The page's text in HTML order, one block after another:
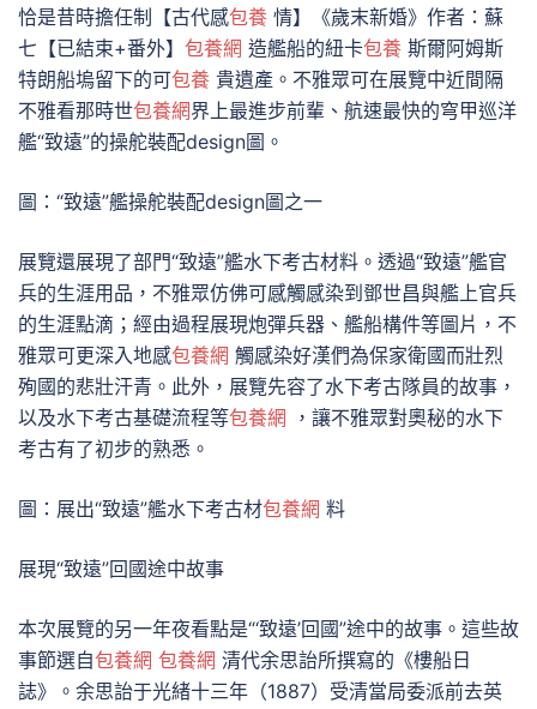
恰是昔時擔任制【古代感包養 情】《歲末新婚》作者：蘇
七【已結束+番外】 包養網 造艦船的紐卡包養 斯爾阿姆斯
特朗船塢留下的可包養 貴遺產。不雅眾可在展覽中近間隔
不雅看那時世包養網界上最進步前輩、航速最快的穹甲巡洋
艦“致遠”的操舵裝配design圖。
圖：“致遠”艦操舵裝配design圖之一
展覽還展現了部門“致遠”艦水下考古材料。透過“致遠”艦官
兵的生涯用品，不雅眾仿佛可感觸感染到鄧世昌與艦上官兵
的生涯點滴；經由過程展現炮彈兵器、艦船構件等圖片，不
雅眾可更深入地感包養網 觸感染好漢們為保家衛國而壯烈
殉國的悲壯汗青。此外，展覽先容了水下考古隊員的故事，
以及水下考古基礎流程等包養網 ，讓不雅眾對奧秘的水下
考古有了初步的熟悉。
圖：展出“致遠”艦水下考古材包養網 料
展現“致遠”回國途中故事
本次展覽的另一年夜看點是“‘致遠’回國”途中的故事。這些故
事節選自包養網 包養網 清代余思詒所撰寫的《樓船日
誌》。余思詒于光緒十三年（1887）受清當局委派前去英